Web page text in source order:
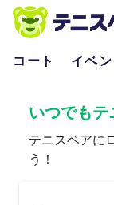
コート イベ
いつでもテ
テニスベアに
う！